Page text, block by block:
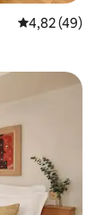
4,82 (49)